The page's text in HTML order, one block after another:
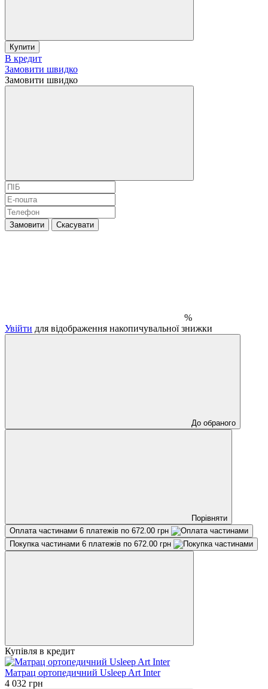
Купити
В кредит
Замовити швидко
Замовити швидко
Замовити Скасувати
%
Увійти для відображення накопичувальної знижки
До обраного
Порівняти
Оплата частинами 6 платежів по 672.00 грн
Покупка частинами 6 платежів по 672.00 грн
Купівля в кредит
Матрац ортопедичний Usleep Art Inter
4 032 грн